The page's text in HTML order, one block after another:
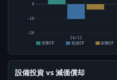
-20
-10
0
24/11
営業CF
投資CF 財務CF
設備投資 vs 減価償却